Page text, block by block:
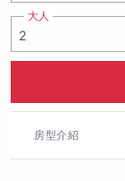
大人
房型介紹